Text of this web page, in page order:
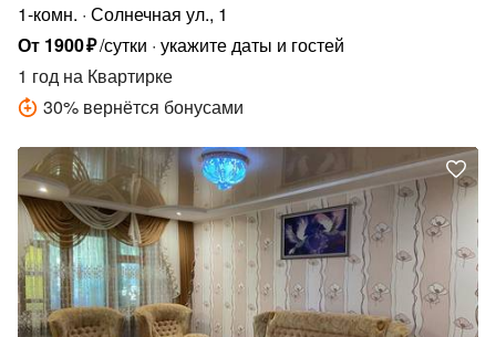
1-комн. Солнечная ул., 1
От 1900₽/сутки укажите даты и гостей
1 год на Квартирке
30% вернётся бонусами